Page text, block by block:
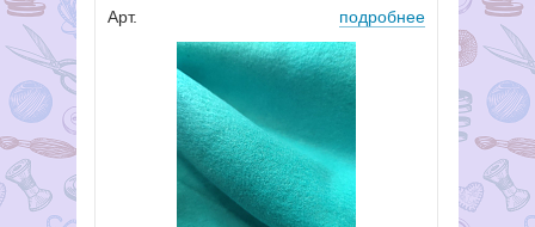
Арт. подробнее